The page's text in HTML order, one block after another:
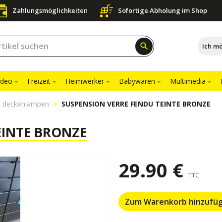
Zahlungsmöglichkeiten Sofortige Abholung im Shop
search Ich
Freizeit Heimwerker Babywaren Multimedia
SUSPENSION VERRE FENDU TEINTE BRONZE
BRONZE
29.90 € TTC
Zum Warenkorb